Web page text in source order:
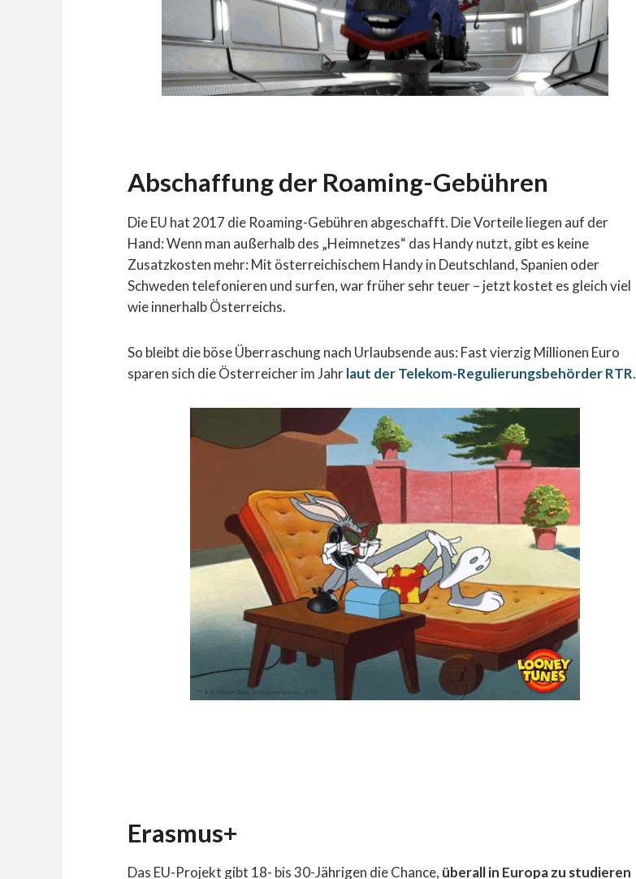
Abschaffung der Roaming-Gebühren
Die EU hat 2017 die Roaming-Gebühren abgeschafft. Die Vorteile liegen auf der
Hand: Wenn man außerhalb des „Heimnetzes“ das Handy nutzt, gibt es keine
Zusatzkosten mehr: Mit österreichischem Handy in Deutschland, Spanien oder
Schweden telefonieren und surfen, war früher sehr teuer – jetzt kostet es gleich viel
wie innerhalb Österreichs.
So bleibt die böse Überraschung nach Urlaubsende aus: Fast vierzig Millionen Euro
sparen sich die Österreicher im Jahrlaut der Telekom-Regulierungsbehörder RTR.
Erasmus+
Das EU-Projekt gibt 18- bis 30-Jährigen die Chance, überall in Europa zu studieren